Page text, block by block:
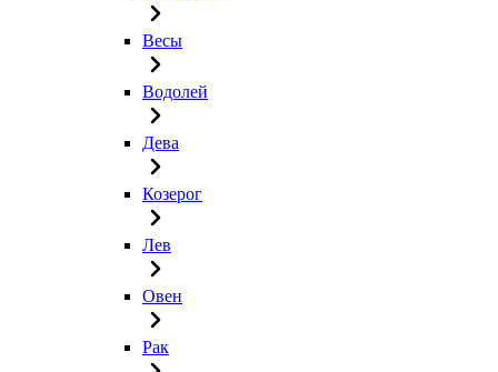
Весы
Водолей
Дева
Козерог
Лев
Овен
Рак